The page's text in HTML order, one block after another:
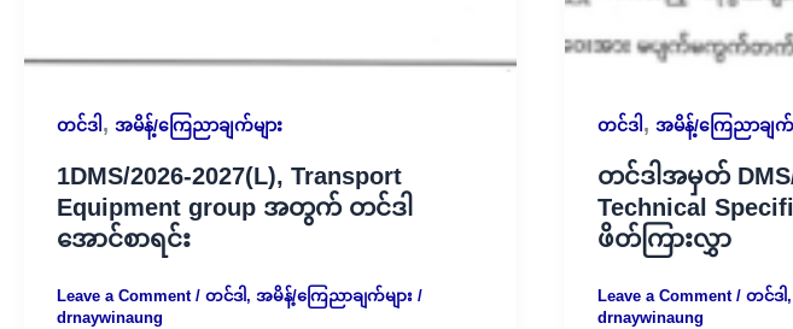
တင်ဒါ , အမိန့်/ကြေညာချက်များ
1DMS/2026-2027(L), Transport
Equipment group အတွက် တင်ဒါ
အောင်စာရင်း
Leave a Comment / တင်ဒါ, အမိန့်/ကြေညာချက်များ /
drnaywinaung
တင်ဒါ , အမိန့်/ကြေညာချက်
တင်ဒါအမှတ်
Technical
ဖိတ်ကြားလွှာ
Leave a Comment / တင်ဒါ,
drnaywinaung